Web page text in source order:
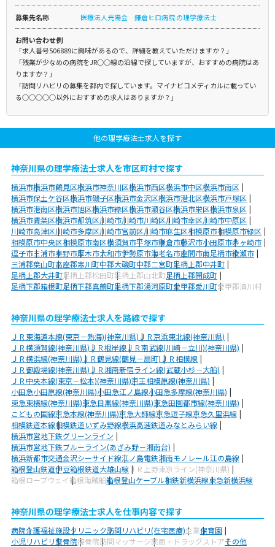
募集先名称 医療法人光陽会 鎌倉ヒロ病院 の理学療法士
お問い合わせ例
「求人番号506889に興味があるので、詳細を教えていただけますか？」
「残業が少なめの病院をJR○○線の沿線で探していますが、おすすめの病院はあ
りますか？」
「訪問リハビリの募集を都内で探しています。マイナビコメディカルに載ってい
る○○○○○以外におすすめの求人はありますか？」
他の理学療法士求人を探す
神奈川県の理学療法士求人を市区町村で探す
横浜市横浜市鶴見区横浜市神奈川区横浜市西区横浜市中区横浜市南区
横浜市保土ケ谷区横浜市磯子区横浜市金沢区横浜市港北区横浜市戸塚区
横浜市港南区横浜市旭区横浜市緑区横浜市瀬谷区横浜市栄区横浜市泉区
横浜市青葉区横浜市都筑区川崎市川崎市川崎区川崎市幸区川崎市中原区
川崎市高津区川崎市多摩区川崎市宮前区川崎市麻生区相模原市相模原市緑区
相模原市中央区相模原市南区横須賀市平塚市鎌倉市藤沢市小田原市茅ヶ崎市
逗子市三浦市秦野市厚木市大和市伊勢原市海老名市座間市南足柄市綾瀬市
三浦郡葉山町高座郡寒川町中郡大磯町中郡二宮町足柄上郡中井町
足柄上郡大井町足柄上郡松田町足柄上郡山北町足柄上郡開成町
足柄下郡箱根町足柄下郡真鶴町足柄下郡湯河原町愛甲郡愛川町愛甲郡清川村
神奈川県の理学療法士求人を路線で探す
ＪＲ東海道本線(東京－熱海)(神奈川県)ＪＲ京浜東北線(神奈川県)
ＪＲ横須賀線(神奈川県)ＪＲ根岸線ＪＲ南武線(川崎－立川)(神奈川県)
ＪＲ横浜線(神奈川県)ＪＲ鶴見線(鶴見－扇町)ＪＲ相模線
ＪＲ御殿場線(神奈川県)ＪＲ湘南新宿ライン線(武蔵小杉－大船)
ＪＲ中央本線(東京－松本)(神奈川県)京王相模原線(神奈川県)
小田急小田原線(神奈川県)小田急江ノ島線小田急多摩線(神奈川県)
東急東横線(神奈川県)東急目黒線(神奈川県)東急田園都市線(神奈川県)
こどもの国線京急本線(神奈川県)京急大師線京急逗子線京急久里浜線
相模鉄道本線相模鉄道いずみ野線横浜高速鉄道みなとみらい線
横浜市営地下鉄グリーンライン
横浜市営地下鉄ブルーライン(あざみ野－湘南台)
横浜新都市交通金沢シーサイド線江ノ島電鉄湘南モノレール江の島線
箱根登山鉄道伊豆箱根鉄道大雄山線 ＪＲ上野東京ライン(神奈川県)
箱根ロープウェイ箱根海賊船箱根登山ケーブル相鉄新横浜線東急新横浜線
神奈川県の理学療法士求人を仕事内容で探す
病院介護福祉施設クリニック訪問リハビリ(在宅医療)企業保育園
小児リハビリ整骨院接骨院訪問マッサージ薬局・ドラッグストアその他